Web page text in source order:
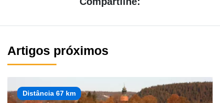
Artigos próximos
Distância 67 km